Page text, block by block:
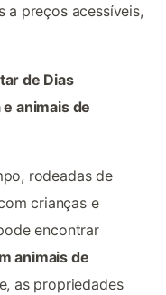
a preços acessíveis,
de Dias
animais de
rodeadas de
crianças e
encontrar
animais de
as propriedades